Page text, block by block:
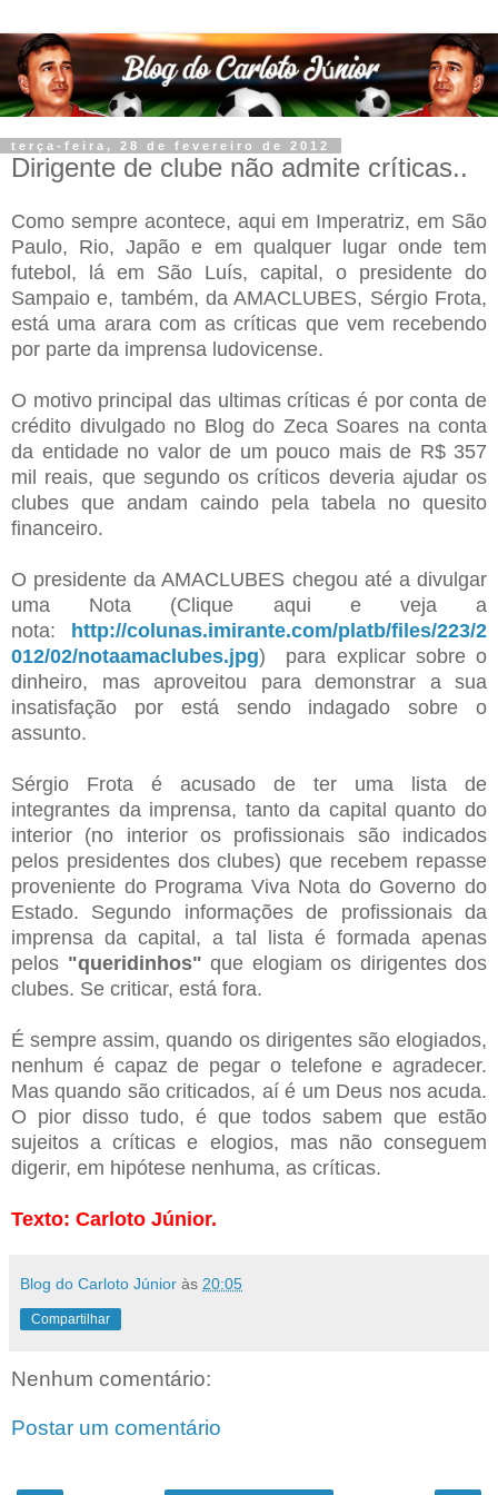
terça-feira, 28 de fevereiro de 2012
Dirigente de clube não admite críticas..
Como sempre acontece, aqui em Imperatriz, em São
Paulo, Rio, Japão e em qualquer lugar onde tem
futebol, lá em São Luís, capital, o presidente do
Sampaio e, também, da AMACLUBES, Sérgio Frota,
está uma arara com as críticas que vem recebendo
por parte da imprensa ludovicense.
O motivo principal das ultimas críticas é por conta de
crédito divulgado no Blog do Zeca Soares na conta
da entidade no valor de um pouco mais de R$ 357
mil reais, que segundo os críticos deveria ajudar os
clubes que andam caindo pela tabela no quesito
financeiro.
O presidente da AMACLUBES chegou até a divulgar
uma Nota (Clique aqui e veja a
nota:
http://colunas.imirante.com/platb/files/223/2
012/02/notaamaclubes.jpg)
para explicar sobre o
dinheiro, mas aproveitou para demonstrar a sua
insatisfação por está sendo indagado sobre o
assunto.
Sérgio Frota é acusado de ter uma lista de
integrantes da imprensa, tanto da capital quanto do
interior (no interior os profissionais são indicados
pelos presidentes dos clubes) que recebem repasse
proveniente do Programa Viva Nota do Governo do
Estado. Segundo informações de profissionais da
imprensa da capital, a tal lista é formada apenas
pelos "queridinhos" que elogiam os dirigentes dos
clubes. Se criticar, está fora.
É sempre assim, quando os dirigentes são elogiados,
nenhum é capaz de pegar o telefone e agradecer.
Mas quando são criticados, aí é um Deus nos acuda.
O pior disso tudo, é que todos sabem que estão
sujeitos a críticas e elogios, mas não conseguem
digerir, em hipótese nenhuma, as críticas.
Texto: Carloto Júnior.
Blog do Carloto Júnior às 20:05
Compartilhar
Nenhum comentário:
Postar um comentário